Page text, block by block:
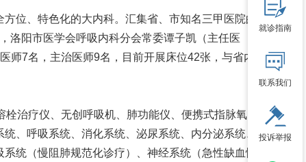
、特色化的大内科。汇集省、市知名三甲医院的
洛阳市医学会呼吸内科分会常委谭子凯（主任医
7名，主治医师9名，目前开展床位42张，与省内
治疗仪、无创呼吸机、肺功能仪、便携式指脉氧
、呼吸系统、消化系统、泌尿系统、内分泌系统、
统（慢阻肺规范化诊疗）、神经系统（急性缺血性
就诊指南
联系我们
投诉举报